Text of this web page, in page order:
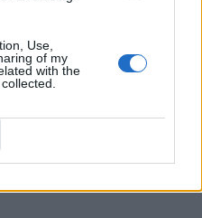
Use,
of my
with the